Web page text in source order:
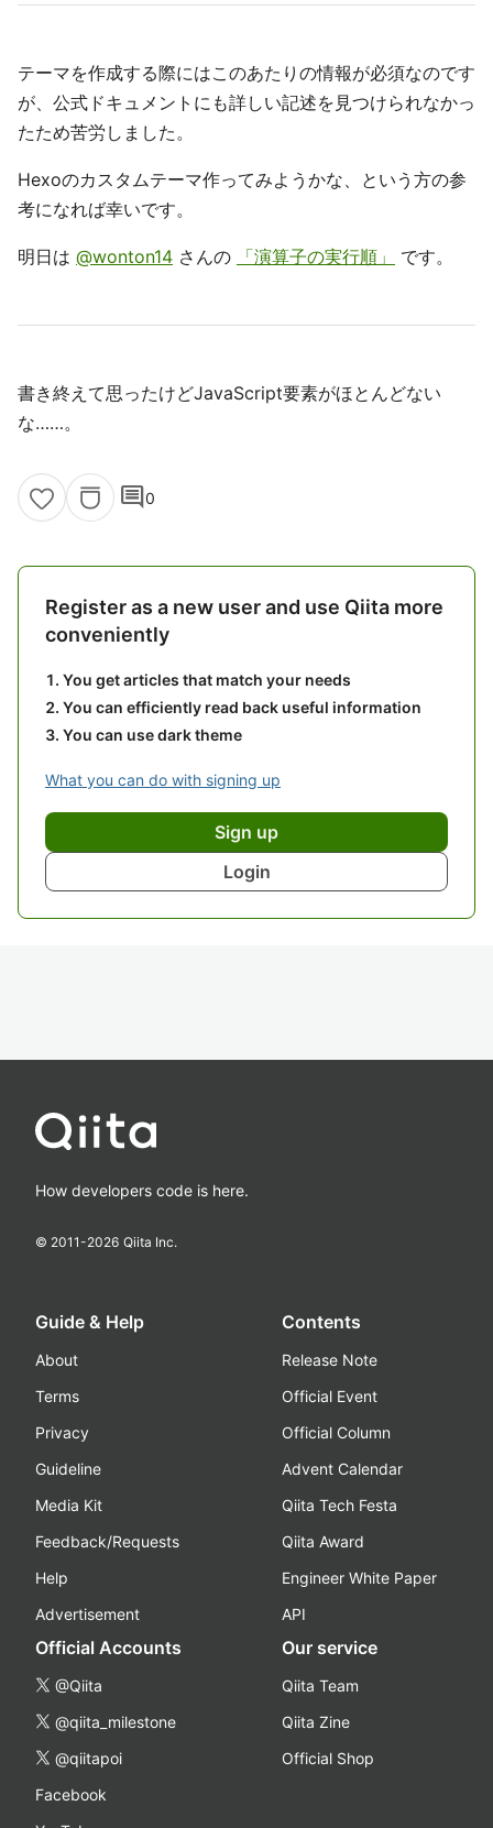
テーマを作成する際にはこのあたりの情報が必須なのです
が、公式ドキュメントにも詳しい記述を見つけられなかっ
たため苦労しました。
Hexoのカスタムテーマ作ってみようかな、という方の参
考になれば幸いです。
明日は @wonton14 さんの 「演算子の実行順」 です。
書き終えて思ったけどJavaScript要素がほとんどない
な……。
comment0
Register as a new user and use Qiita more
conveniently
You get articles that match your needs
You can efficiently read back useful information
You can use dark theme
What you can do with signing up
Sign up
Login
How developers code is here.
© 2011-2026 Qiita Inc.
Guide & Help
About
Terms
Privacy
Guideline
Media Kit
Feedback/Requests
Help
Advertisement
Contents
Release Note
Official Event
Official Column
Advent Calendar
Qiita Tech Festa
Qiita Award
Engineer White Paper
API
Official Accounts
@Qiita
@qiita_milestone
@qiitapoi
Facebook
Our service
Qiita Team
Qiita Zine
Official Shop